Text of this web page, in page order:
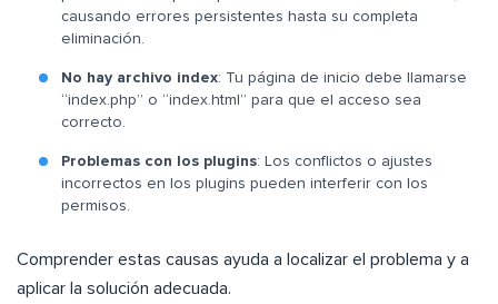
causando errores persistentes hasta su completa
eliminación.
No hay archivo index: Tu página de inicio debe llamarse
“index.php” o “index.html” para que el acceso sea
correcto.
Problemas con los plugins: Los conflictos o ajustes
incorrectos en los plugins pueden interferir con los
permisos.
Comprender estas causas ayuda a localizar el problema y a
aplicar la solución adecuada.